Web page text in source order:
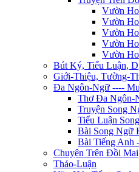
Vườn
Vườn
Vườn
Vườn
Vườn
Bút Ký, Tiểu Luận,
Giới-Thiệu, Tường-
Đa Ngôn-Ngữ ----
Thơ Đa Ngôn-
Truyện Song
Tiểu Luận
Bài Song Ngữ
Bài Tiếng Anh
Chuyện Trên Đồi Mai
Thảo-Luận